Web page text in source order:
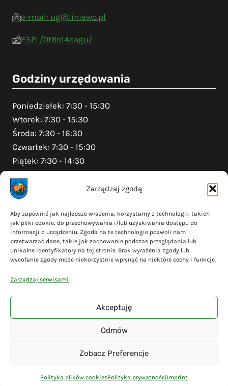
Zarządzaj zgodą
Aby zapewnić jak najlepsze wrażenia, korzystamy z technologii, takich
jak pliki cookie, do przechowywania i/lub uzyskiwania dostępu do
informacji o urządzeniu. Zgoda na te technologie pozwoli nam
przetwarzać dane, takie jak zachowanie podczas przeglądania lub
unikalne identyfikatory na tej stronie. Brak wyrażenia zgody lub
wycofanie zgody może niekorzystnie wpłynąć na niektóre cechy i funkcje.
Zarządzaj serwisami
Akceptuję
Odmów
Zobacz Preferencje
Polityka plików cookiesPolityka prywatnościImprint
e-mail: ug@liniewo.pl
ESP: /0t8o14cagu/
Godziny urzędowania
Poniedziałek: 7:30 - 15:30
Wtorek: 7:30 - 15:30
Środa: 7:30 - 16:30
Czwartek: 7:30 - 15:30
Piątek: 7:30 - 14:30
Na skróty
Polityka prywatności
Polityka plików cookies (EU)
Deklaracja dostępności
Mapa serwisu